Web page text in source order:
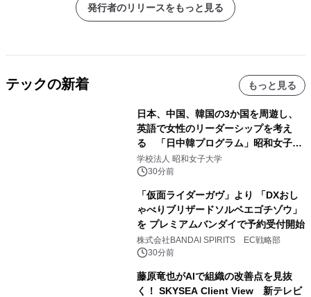
発行者のリリースをもっと見る
テックの新着 もっと見る
日本、中国、韓国の3か国を周遊し、
英語で女性のリーダーシップを考え
る 「日中韓プログラム」昭和女子大
学で開催
学校法人 昭和女子大学
30分前
「仮面ライダーガヴ」より 「DXおし
ゃべりブリザードソルベエゴチゾウ」
を プレミアムバンダイで予約受付開始
株式会社BANDAI SPIRITS EC戦略部
30分前
藤原竜也がAIで組織の改善点を見抜
く！ SKYSEA Client View 新テレビ